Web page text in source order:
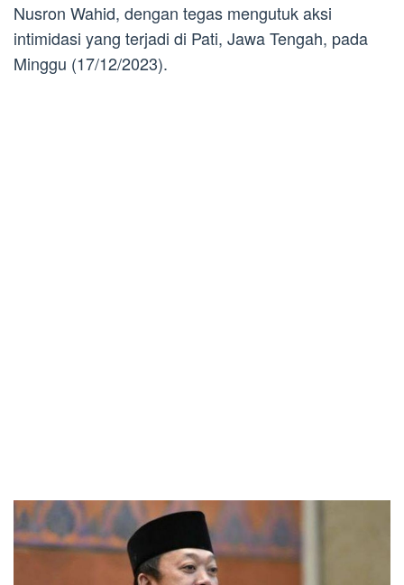
Nusron Wahid, dengan tegas mengutuk aksi
intimidasi yang terjadi di Pati, Jawa Tengah, pada
Minggu (17/12/2023).